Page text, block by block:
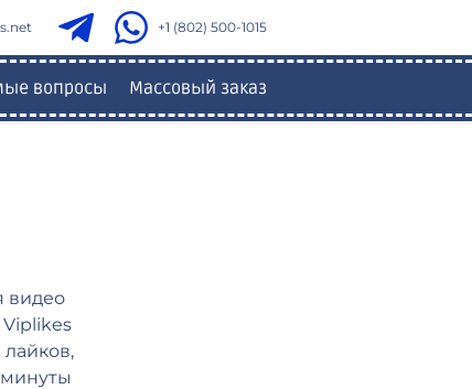
+1 (802) 500-1015
вопросы Массовый заказ
видео
лайков,
минуты